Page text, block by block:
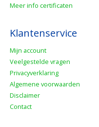
Meer info certificaten
Klantenservice
Mijn account
Veelgestelde vragen
Privacyverklaring
Algemene voorwaarden
Disclaimer
Contact